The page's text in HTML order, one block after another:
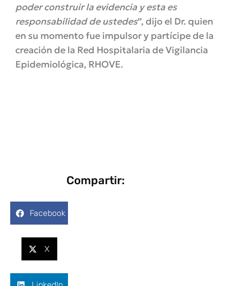
poder construir la evidencia y esta es
responsabilidad de ustedes”, dijo el Dr. quien
en su momento fue impulsor y partícipe de la
creación de la Red Hospitalaria de Vigilancia
Epidemiológica, RHOVE.
Compartir:
Facebook
X